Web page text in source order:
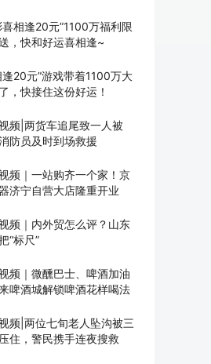
喜相逢20元”1100万福利限
，快和好运喜相逢~
逢20元”游戏带着1100万大
，快接住这份好运！
频|两货车追尾致一人被
防员及时到场救援
频｜一站购齐一个家！京
济宁自营大店隆重开业
频｜内外贸怎么评？山东
“标尺”
频｜微醺巴士、啤酒加油
啤酒城解锁啤酒花样喝法
频|两位七旬老人坠沟被三
住，警民携手连夜搜救